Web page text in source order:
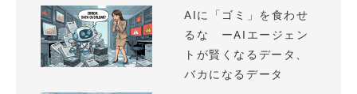
AIに「ゴミ」を食わせ
るな ーAIエージェン
トが賢くなるデータ、
バカになるデータ